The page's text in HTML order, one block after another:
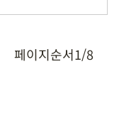
페이지순서1/8